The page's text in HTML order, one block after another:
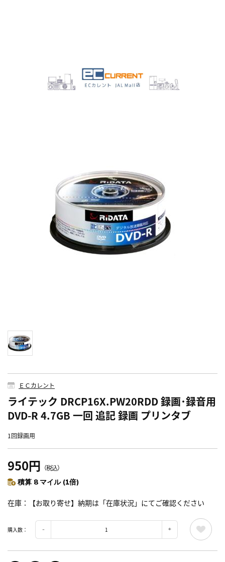
ＥＣカレント
ライテック DRCP16X.PW20RDD 録画･録音用
DVD-R 4.7GB 一回 追記 録画 プリンタブ
1回録画用
950円 （税込）
積算 8 マイル (1倍)
在庫 【お取り寄せ】納期は「在庫状況」にてご確認ください
購入数：